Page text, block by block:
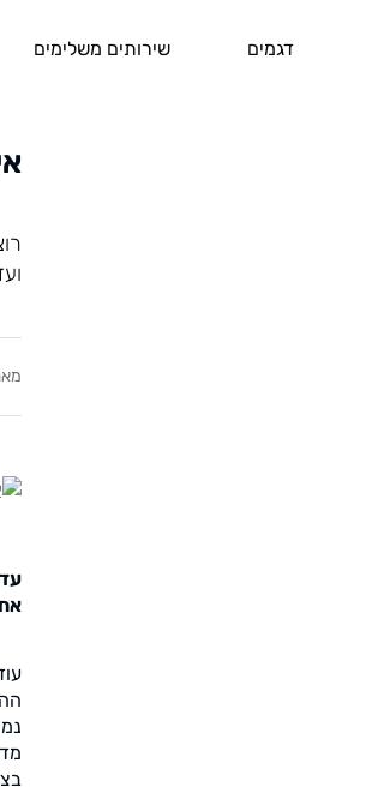
דגמים שירותים משלימים